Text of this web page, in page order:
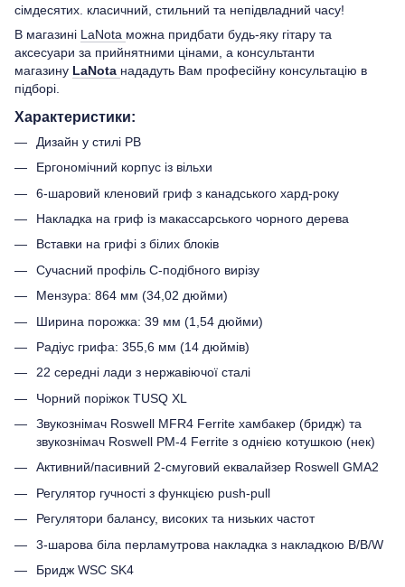
сімдесятих. класичний, стильний та непідвладний часу!
В магазині LaNota можна придбати будь-яку гітару та
аксесуари за прийнятними цінами, а консультанти
магазину LaNota нададуть Вам професійну консультацію в
підборі.
Характеристики:
Дизайн у стилі PB
Ергономічний корпус із вільхи
6-шаровий кленовий гриф з канадського хард-року
Накладка на гриф із макассарського чорного дерева
Вставки на грифі з білих блоків
Сучасний профіль C-подібного вирізу
Мензура: 864 мм (34,02 дюйми)
Ширина порожка: 39 мм (1,54 дюйми)
Радіус грифа: 355,6 мм (14 дюймів)
22 середні лади з нержавіючої сталі
Чорний поріжок TUSQ XL
Звукознімач Roswell MFR4 Ferrite хамбакер (бридж) та
звукознімач Roswell PM-4 Ferrite з однією котушкою (нек)
Активний/пасивний 2-смуговий еквалайзер Roswell GMA2
Регулятор гучності з функцією push-pull
Регулятори балансу, високих та низьких частот
3-шарова біла перламутрова накладка з накладкою B/B/W
Бридж WSC SK4